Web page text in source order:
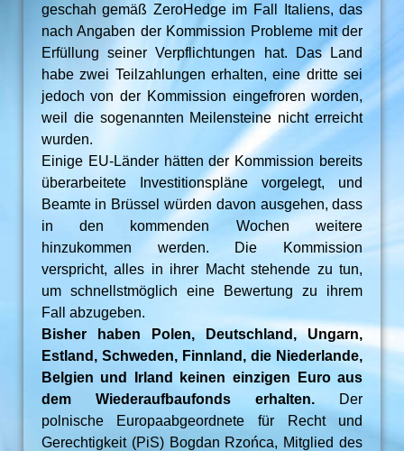
geschah gemäß ZeroHedge im Fall Italiens, das
nach Angaben der Kommission Probleme mit der
Erfüllung seiner Verpflichtungen hat. Das Land
habe zwei Teilzahlungen erhalten, eine dritte sei
jedoch von der Kommission eingefroren worden,
weil die sogenannten Meilensteine nicht erreicht
wurden.
Einige EU-Länder hätten der Kommission bereits
überarbeitete Investitionspläne vorgelegt, und
Beamte in Brüssel würden davon ausgehen, dass
in den kommenden Wochen weitere
hinzukommen werden. Die Kommission
verspricht, alles in ihrer Macht stehende zu tun,
um schnellstmöglich eine Bewertung zu ihrem
Fall abzugeben.
Bisher haben Polen, Deutschland, Ungarn,
Estland, Schweden, Finnland, die Niederlande,
Belgien und Irland keinen einzigen Euro aus
dem Wiederaufbaufonds erhalten. Der
polnische Europaabgeordnete für Recht und
Gerechtigkeit (PiS) Bogdan Rzońca, Mitglied des